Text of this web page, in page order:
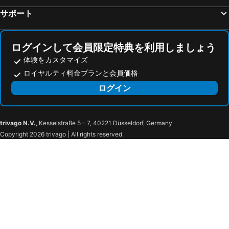
Tansen Hotel
タカミヤヴィレッジ ホテル樹林
HOTEL ALPHA - Adult Only
Kaminoyama Onsen Hanaakari No Yado Tsukinoike
(Ryokan) Kaminoyama Onsen Sagaeyaryokan
藏王Nozomi Hotel
サポート
ログインして会員限定特典を利用しましょう
体験をカスタマイズ
ロイヤルティ料金プランと会員価格
ログイン
trivago N.V., Kesselstraße 5 – 7, 40221 Düsseldorf, Germany
Copyright 2026 trivago | All rights reserved.